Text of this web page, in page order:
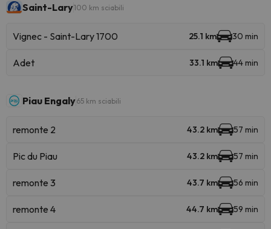
Saint-Lary100 km sciabili
Vignec - Saint-Lary 1700 25.1 km 30 min
Adet 33.1 km 44 min
Piau Engaly65 km sciabili
remonte 2 43.2 km 57 min
Pic du Piau 43.2 km 57 min
remonte 3 43.7 km 56 min
remonte 4 44.7 km 59 min